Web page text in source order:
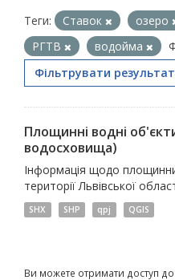
Теги: Ставок озеро
РГТВ
водойма
Фільтрувати
Площинні водні
водосховища)
Інформація щодо
території Львівської
SHX SHP qpj QGIS
Ви можете отримати доступ